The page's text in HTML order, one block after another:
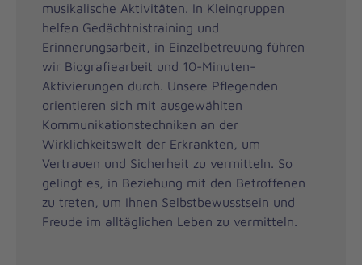
musikalische Aktivitäten. In Kleingruppen
helfen Gedächtnistraining und
Erinnerungsarbeit, in Einzelbetreuung führen
wir Biografiearbeit und 10-Minuten-
Aktivierungen durch. Unsere Pflegenden
orientieren sich mit ausgewählten
Kommunikationstechniken an der
Wirklichkeitswelt der Erkrankten, um
Vertrauen und Sicherheit zu vermitteln. So
gelingt es, in Beziehung mit den Betroffenen
zu treten, um Ihnen Selbstbewusstsein und
Freude im alltäglichen Leben zu vermitteln.